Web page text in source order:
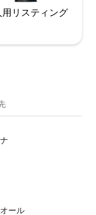
用リスティング
ール